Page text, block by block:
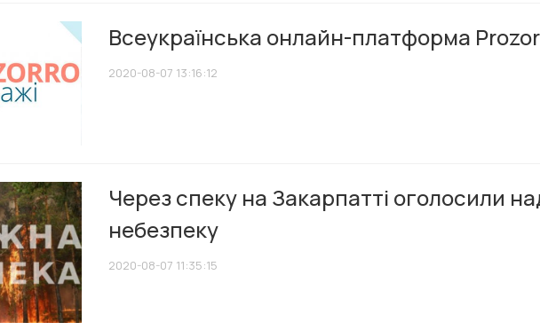
Всеукраїнська онлайн-платформа
2020-08-07 13:16:12
Через спеку на Закарпатті оголосили
небезпеку
2020-08-07 11:35:15